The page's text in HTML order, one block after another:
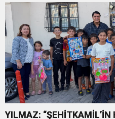
YILMAZ: “ŞEHİTKAMİL’İN